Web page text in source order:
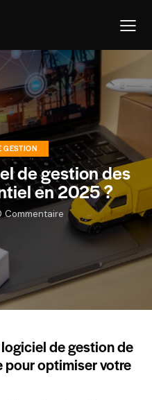
GESTION
de gestion des
en 2025 ?
Commentaire
de gestion de
optimiser votre